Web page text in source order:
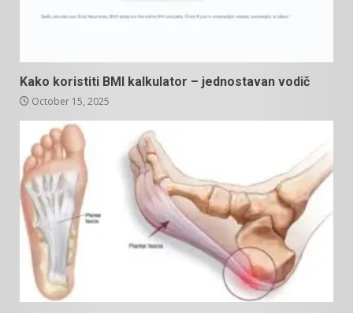
Kako koristiti BMI kalkulator – jednostavan vodič
October 15, 2025